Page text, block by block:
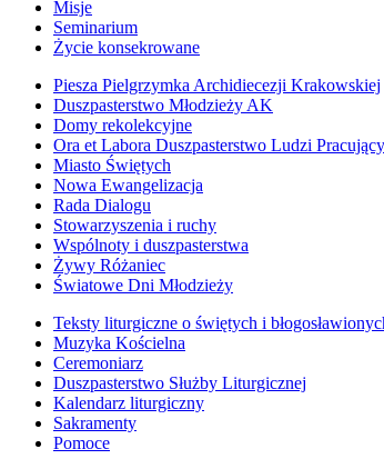
Misje
Seminarium
Życie konsekrowane
Piesza Pielgrzymka Archidiecezji Krakowskiej
Duszpasterstwo Młodzieży AK
Domy rekolekcyjne
Ora et Labora Duszpasterstwo Ludzi
Miasto Świętych
Nowa Ewangelizacja
Rada Dialogu
Stowarzyszenia i ruchy
Wspólnoty i duszpasterstwa
Żywy Różaniec
Światowe Dni Młodzieży
Teksty liturgiczne o świętych i
Muzyka Kościelna
Ceremoniarz
Duszpasterstwo Służby Liturgicznej
Kalendarz liturgiczny
Sakramenty
Pomoce